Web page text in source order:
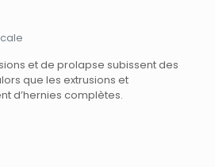
et de prolapse subissent des
que les extrusions et
d’hernies complètes.